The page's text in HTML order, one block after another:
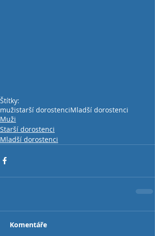
Štítky:
mužistarší dorostenciMladší dorostenci
Muži
Starší dorostenci
Mladší dorostenci
Komentáře